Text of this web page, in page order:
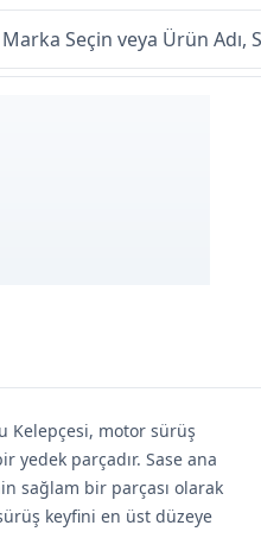
Kelepçesi, motor sürüş
parçadır. Sase ana
sağlam bir parçası olarak
keyfini en üst düzeye